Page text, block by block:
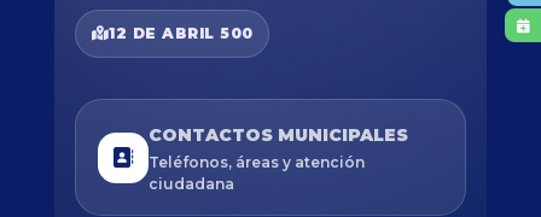
12 DE ABRIL 500
CONTACTOS MUNICIPALES
Teléfonos, áreas y atención
ciudadana